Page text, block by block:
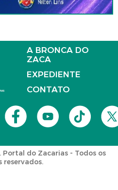
A BRONCA DO
ZACA
EXPEDIENTE
CONTATO
do Zacarias - Todos os
reservados.